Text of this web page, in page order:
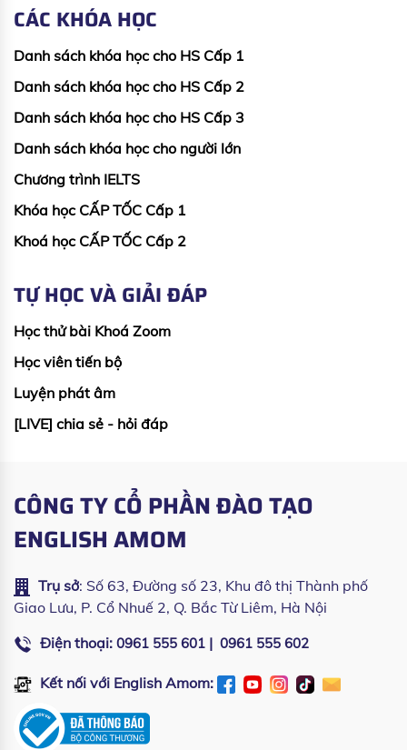
CÁC KHÓA HỌC
Danh sách khóa học cho HS Cấp 1
Danh sách khóa học cho HS Cấp 2
Danh sách khóa học cho HS Cấp 3
Danh sách khóa học cho người lớn
Chương trình IELTS
Khóa học CẤP TỐC Cấp 1
Khoá học CẤP TỐC Cấp 2
TỰ HỌC VÀ GIẢI ĐÁP
Học thử bài Khoá Zoom
Học viên tiến bộ
Luyện phát âm
[LIVE] chia sẻ - hỏi đáp
CÔNG TY CỔ PHẦN ĐÀO TẠO
ENGLISH AMOM
Trụ sở: Số 63, Đường số 23, Khu đô thị Thành phố
Giao Lưu, P. Cổ Nhuế 2, Q. Bắc Từ Liêm, Hà Nội
Điện thoại: 0961 555 601 | 0961 555 602
Kết nối với English Amom: